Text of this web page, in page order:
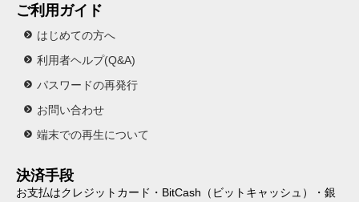
ご利用ガイド
はじめての方へ
利用者ヘルプ(Q&A)
パスワードの再発行
お問い合わせ
端末での再生について
決済手段
お支払はクレジットカード・BitCash（ビットキャッシュ）・銀